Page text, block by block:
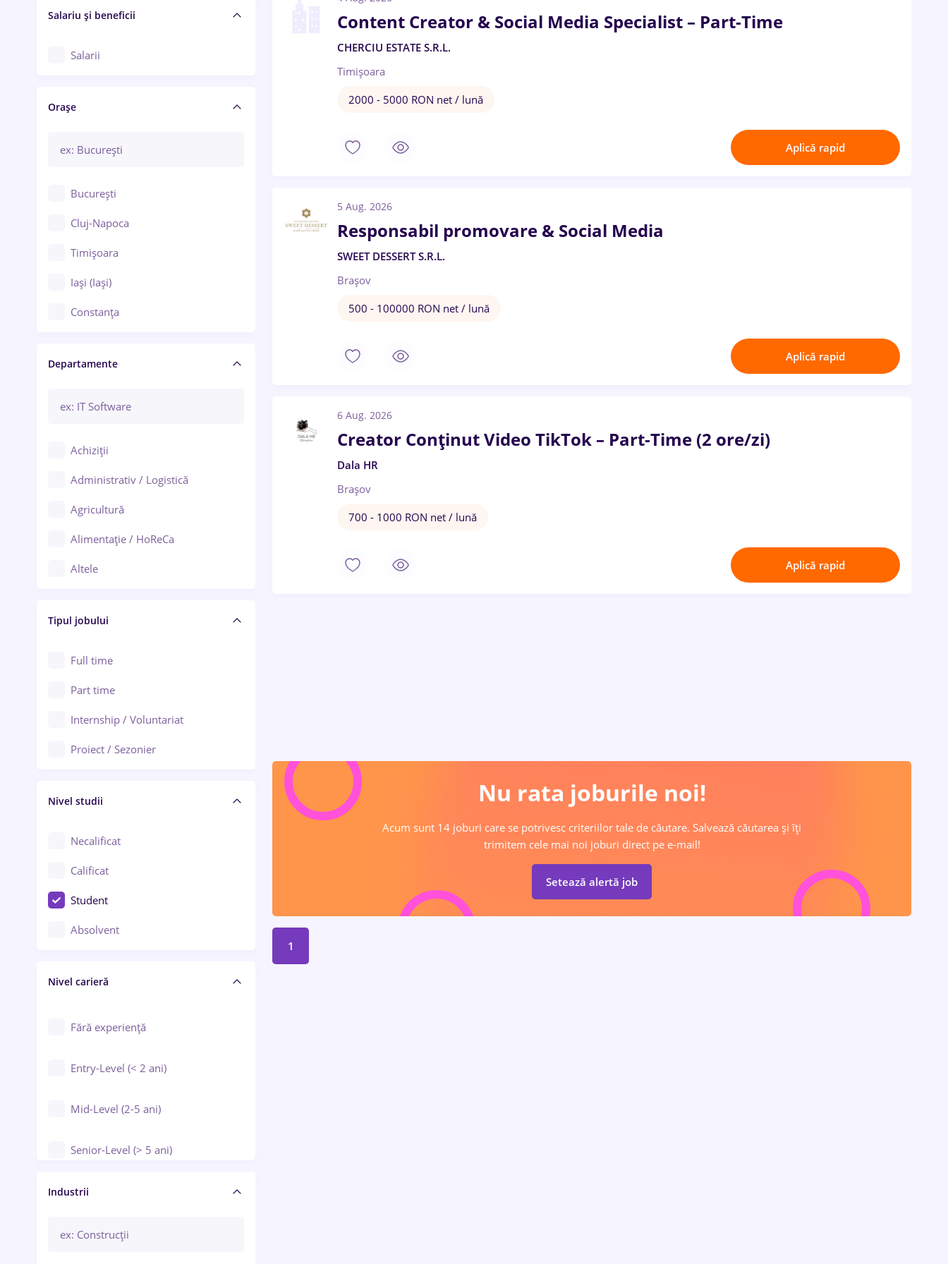
Salariu și beneficii
Salarii
Orașe
București
Cluj-Napoca
Timișoara
Iași (Iași)
Constanța
Brașov
Bacău
Galați (Galați)
Ploiești
Arad
Baia Mare
Bârlad
Bistrița (Bistrița-Năsăud)
Departamente
Achiziții
Administrativ / Logistică
Agricultură
Alimentație / HoReCa
Altele
Asigurări
Au pair / Babysitter / Curățenie
Audit / Consultanță
Auto / Echipamente
Automatizări
Cercetare - dezvoltare
Chimie / Biochimie
Confecții / Design vestimentar
Construcții / Instalații
Controlul calității
Educație / Training / Arte
Tipul jobului
Full time
Part time
Internship / Voluntariat
Proiect / Sezonier
Nivel studii
Necalificat
Calificat
Student
Absolvent
Nivel carieră
Fără experiență
Entry-Level (< 2 ani)
Mid-Level (2-5 ani)
Senior-Level (> 5 ani)
Manager / Executiv
Industrii
Content Creator & Social Media Specialist – Part-Time
CHERCIU ESTATE S.R.L.
Timișoara
2000 - 5000 RON net / lună
Aplică rapid
5 Aug. 2026
Responsabil promovare & Social Media
SWEET DESSERT S.R.L.
Brașov
500 - 100000 RON net / lună
Aplică rapid
6 Aug. 2026
Creator Conținut Video TikTok – Part-Time (2 ore/zi)
Dala HR
Brașov
700 - 1000 RON net / lună
Aplică rapid
Nu rata joburile noi!
Acum sunt 14 joburi care se potrivesc criteriilor tale de căutare. Salvează căutarea și îți
trimitem cele mai noi joburi direct pe e-mail!
Setează alertă job
1